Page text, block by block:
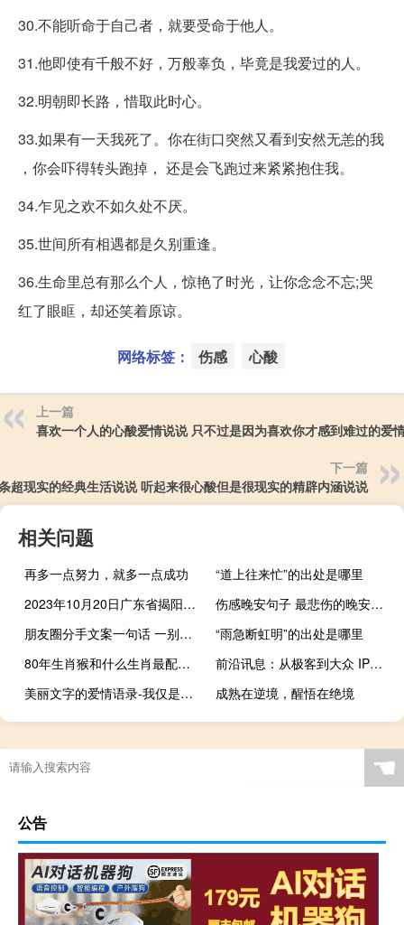
30.不能听命于自己者，就要受命于他人。
31.他即使有千般不好，万般辜负，毕竟是我爱过的人。
32.明朝即长路，惜取此时心。
33.如果有一天我死了。你在街口突然又看到安然无恙的我
，你会吓得转头跑掉， 还是会飞跑过来紧紧抱住我。
34.乍见之欢不如久处不厌。
35.世间所有相遇都是久别重逢。
36.生命里总有那么个人，惊艳了时光，让你念念不忘;哭
红了眼眶，却还笑着原谅。
网络标签： 伤感 心酸
上一篇
喜欢一个人的心酸爱情说说 只不过是因为喜欢你才感到难过的爱
下一篇
超现实的经典生活说说 听起来很心酸但是很现实的精辟内涵说说
相关问题
再多一点努力，就多一点成功
“道上往来忙”的出处是哪里
2023年10月20日广东省揭阳市疫情大数据-今日/今天疫情全网搜索最新实时消息动态情况通知播报
伤感晚安句子 最悲伤的晚安说说合集
朋友圈分手文案一句话 一别两宽各生欢喜
“雨急断虹明”的出处是哪里
80年生肖猴和什么生肖最配（猴和什么生肖最配）
前沿讯息：从极客到大众 IP成VR创业公司新尝试
美丽文字的爱情语录-我仅是一个等爱的女子
成熟在逆境，醒悟在绝境
☚
公告